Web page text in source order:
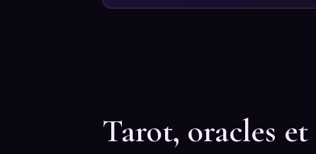
Tarot, oracles et